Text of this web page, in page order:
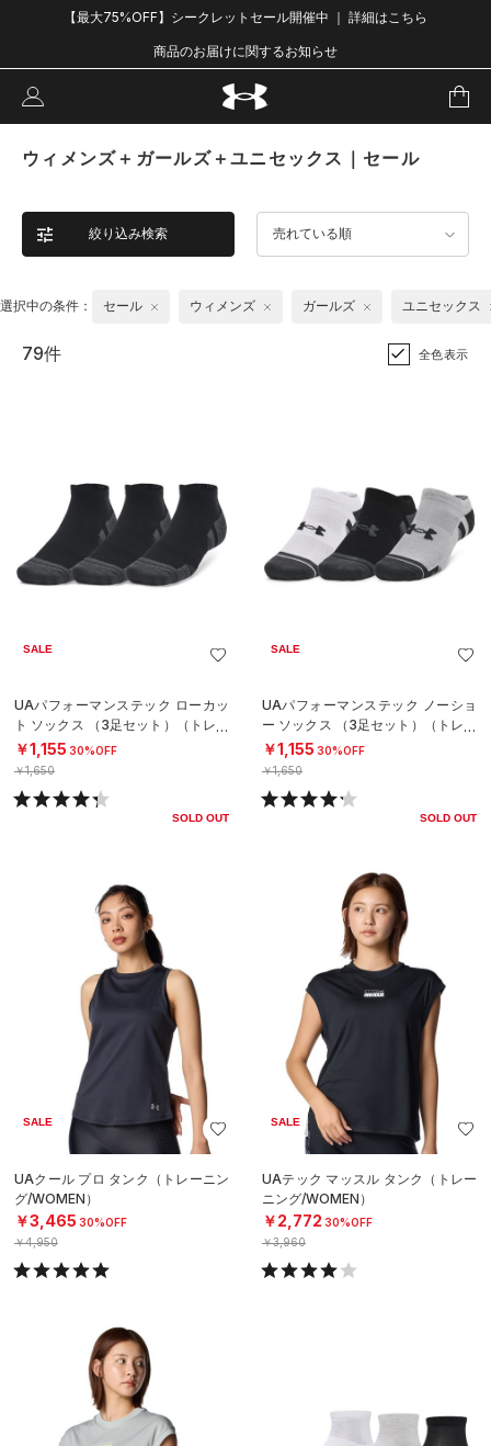
【最大75%OFF】シークレットセール開催中 ｜ 詳細はこちら
商品のお届けに関するお知らせ
ウィメンズ＋ガールズ＋ユニセックス｜セール
絞り込み検索 売れている順
選択中の条件： セール ウィメンズ ガールズ ユニセックス
79件 全色表示
SALE
UAパフォーマンステック ローカッ
ト ソックス （3足セット）（トレー
ニング/UNISEX）
￥1,155 30%OFF
￥1,650
SOLD OUT
SALE
UAパフォーマンステック ノーショ
ー ソックス （3足セット）（トレー
ニング/UNISEX）
￥1,155 30%OFF
￥1,650
SOLD OUT
SALE
UAクール プロ タンク（トレーニン
グ/WOMEN）
￥3,465 30%OFF
￥4,950
SALE
UAテック マッスル タンク（トレー
ニング/WOMEN）
￥2,772 30%OFF
￥3,960